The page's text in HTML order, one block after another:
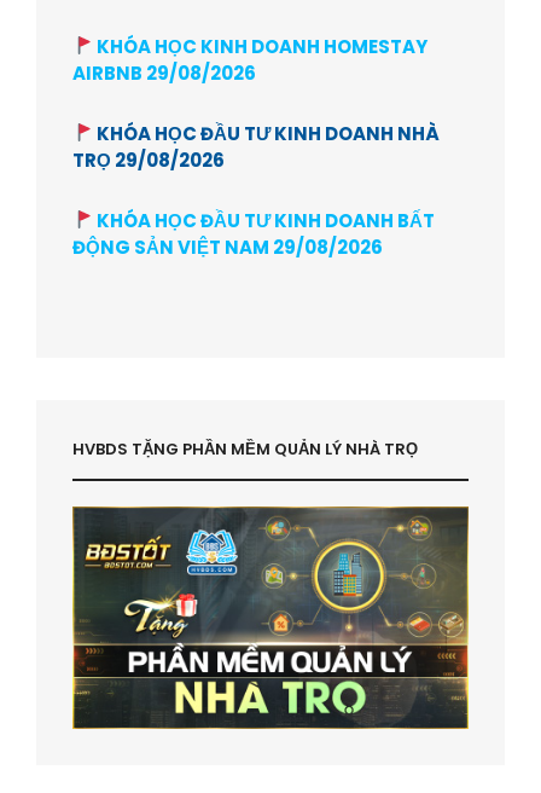
KHÓA HỌC KINH DOANH HOMESTAY
AIRBNB 29/08/2026
KHÓA HỌC ĐẦU TƯ KINH DOANH NHÀ
TRỌ 29/08/2026
KHÓA HỌC ĐẦU TƯ KINH DOANH BẤT
ĐỘNG SẢN VIỆT NAM 29/08/2026
HVBDS TẶNG PHẦN MỀM QUẢN LÝ NHÀ TRỌ